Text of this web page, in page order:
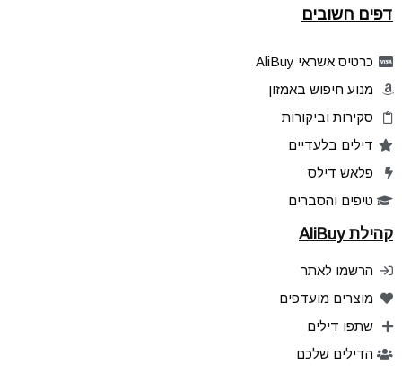
דפים חשובים
כרטיס אשראי AliBuy
מנוע חיפוש באמזון
סקירות וביקורות
דילים בלעדיים
פלאש דילס
טיפים והסברים
קהילת AliBuy
הרשמו לאתר
מוצרים מועדפים
שתפו דילים
הדילים שלכם